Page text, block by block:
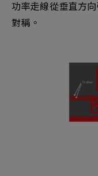
功率走線從垂直方
對稱。